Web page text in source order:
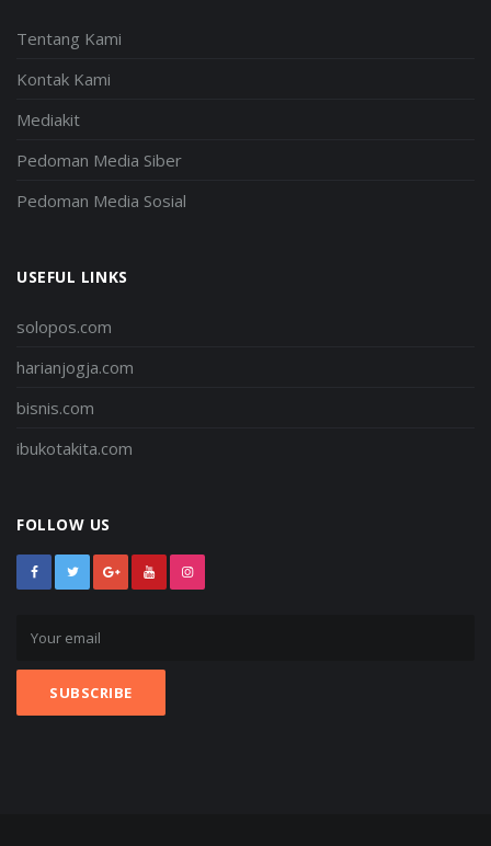
Tentang Kami
Kontak Kami
Mediakit
Pedoman Media Siber
Pedoman Media Sosial
USEFUL LINKS
solopos.com
harianjogja.com
bisnis.com
ibukotakita.com
FOLLOW US